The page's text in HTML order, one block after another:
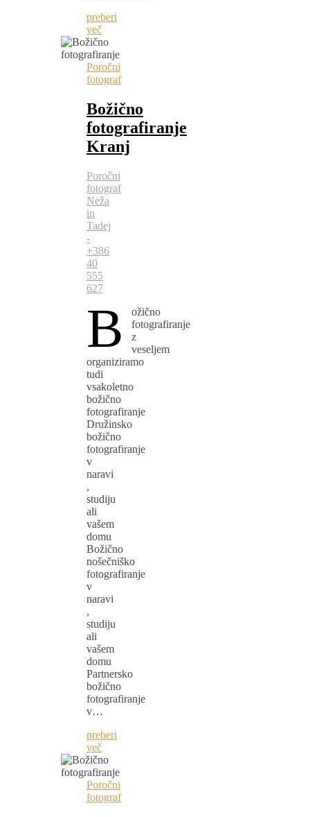
preberi
več
Poročni
fotograf
Božično
fotografiranje
Kranj
Poročni
fotograf
Neža
in
Tadej
-
+386
40
555
627
B
ožično
fotografiranje
z
veseljem
organiziramo
tudi
vsakoletno
božično
fotografiranje
Družinsko
božično
fotografiranje
v
naravi
,
studiju
ali
vašem
domu
Božično
nošečniško
fotografiranje
v
naravi
,
studiju
ali
vašem
domu
Partnersko
božično
fotografiranje
v…
preberi
več
Poročni
fotograf